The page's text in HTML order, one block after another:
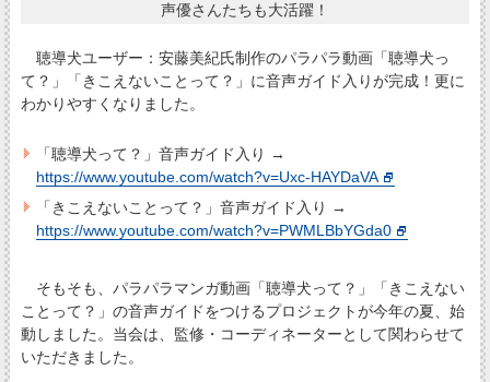
声優さんたちも大活躍！
聴導犬ユーザー：安藤美紀氏制作のパラパラ動画「聴導犬っ
て？」「きこえないことって？」に音声ガイド入りが完成！更に
わかりやすくなりました。
「聴導犬って？」音声ガイド入り →
https://www.youtube.com/watch?v=Uxc-HAYDaVA
「きこえないことって？」音声ガイド入り →
https://www.youtube.com/watch?v=PWMLBbYGda0
そもそも、パラパラマンガ動画「聴導犬って？」「きこえない
ことって？」の音声ガイドをつけるプロジェクトが今年の夏、始
動しました。当会は、監修・コーディネーターとして関わらせて
いただきました。